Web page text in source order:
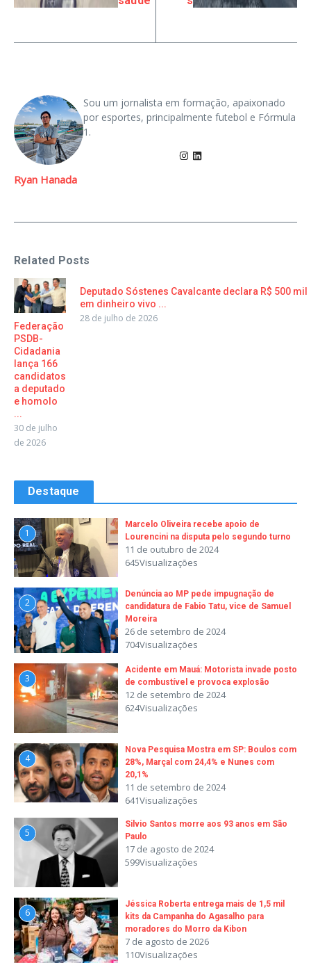
Ryan Hanada
Sou um jornalista em formação, apaixonado
por esportes, principalmente futebol e Fórmula
1.
Related Posts
Federação
PSDB-
Cidadania
lança 166
candidatos
a deputado
e homolo
...
30 de julho
de 2026
Deputado Sóstenes Cavalcante declara R$ 500 mil
em dinheiro vivo ...
28 de julho de 2026
Destaque
1
Marcelo Oliveira recebe apoio de
Lourencini na disputa pelo segundo turno
11 de outubro de 2024
645Visualizações
2
Denúncia ao MP pede impugnação de
candidatura de Fabio Tatu, vice de Samuel
Moreira
26 de setembro de 2024
704Visualizações
3
Acidente em Mauá: Motorista invade posto
de combustível e provoca explosão
12 de setembro de 2024
624Visualizações
4
Nova Pesquisa Mostra em SP: Boulos com
28%, Marçal com 24,4% e Nunes com
20,1%
11 de setembro de 2024
641Visualizações
5
Silvio Santos morre aos 93 anos em São
Paulo
17 de agosto de 2024
599Visualizações
6
Jéssica Roberta entrega mais de 1,5 mil
kits da Campanha do Agasalho para
moradores do Morro da Kibon
7 de agosto de 2026
110Visualizações